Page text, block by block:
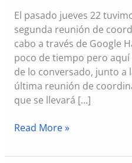
El pasado jueves 22
segunda reunión de
cabo a través de Google
poco de tiempo pero
de lo conversado, junto a
última reunión de
que se llevará […]
Resumen
la
Read More »